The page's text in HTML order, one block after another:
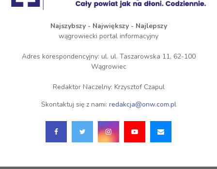
Najszybszy - Największy - Najlepszy
wągrowiecki portal informacyjny
Adres korespondencyjny: ul. ul. Taszarowska 11, 62-100
Wągrowiec
Redaktor Naczelny: Krzysztof Czapul
Skontaktuj się z nami: redakcja@onw.com.pl